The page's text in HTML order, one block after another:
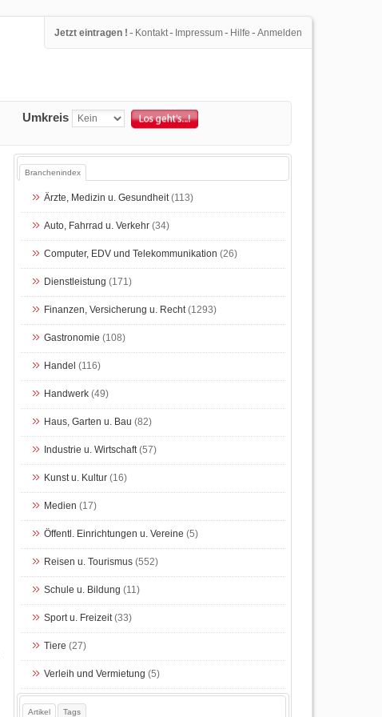
Jetzt eintragen ! - Kontakt- Impressum- Hilfe - Anmelden
Umkreis
Branchenindex
Ärzte, Medizin u. Gesundheit(113)
Auto, Fahrrad u. Verkehr(34)
Computer, EDV und Telekommunikation (26)
Dienstleistung (171)
Finanzen, Versicherung u. Recht(1293)
Gastronomie (108)
Handel (116)
Handwerk(49)
Haus, Garten u. Bau (82)
Industrie u. Wirtschaft(57)
Kunst u. Kultur(16)
Medien (17)
Öffentl. Einrichtungen u. Vereine (5)
Reisen u. Tourismus(552)
Schule u. Bildung (11)
Sport u. Freizeit(33)
Tiere (27)
Verleih und Vermietung (5)
Artikel Tags